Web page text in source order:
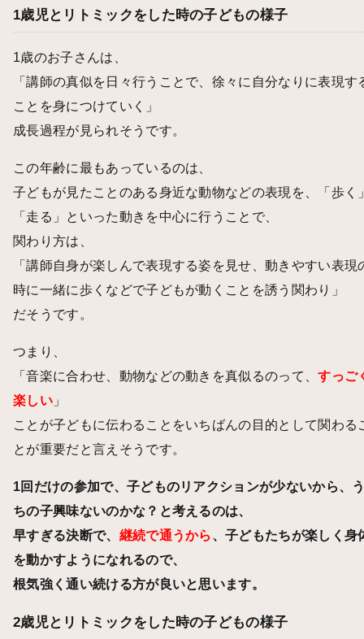
1歳児とリトミックをした時の子どもの様子
1歳のお子さんは、
「講師の真似を日々行うことで、徐々に自分なりに表現す
ことを身につけていく」
成長過程が見られそうです。
この年齢に最もあっているのは、
子どもが見たことのある身近な動物などの表現を、「歩く
「走る」といった動きを中心に行うことで、
関わり方は、
「講師自身が楽しんで表現する姿を見せ、動きやすい表現
時に一緒に歩くなどで子どもが動くことを誘う関わり」
だそうです。
つまり、
「音楽に合わせ、動物などの動きを真似るのって、すっご
楽しい」
ことが子どもに伝わることをいちばんの目的として関わる
とが重要だと言えそうです。
1回だけの参加で、子どものリアクションが少ないから、
ちの子興味ないのかな？と考えるのは、
早すぎる決断で、 継続で通うから 、子どもたちが楽しく身
を動かすようになれるので、
根気強く通い続ける方が良いと思います。
2歳児とリトミックをした時の子どもの様子